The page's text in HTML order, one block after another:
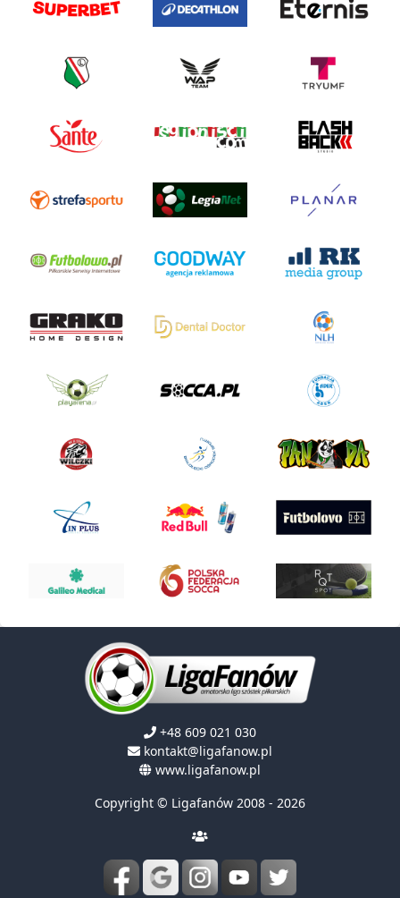
+48 609 021 030
kontakt@ligafanow.pl
www.ligafanow.pl
Copyright © Ligafanów 2008 - 2026